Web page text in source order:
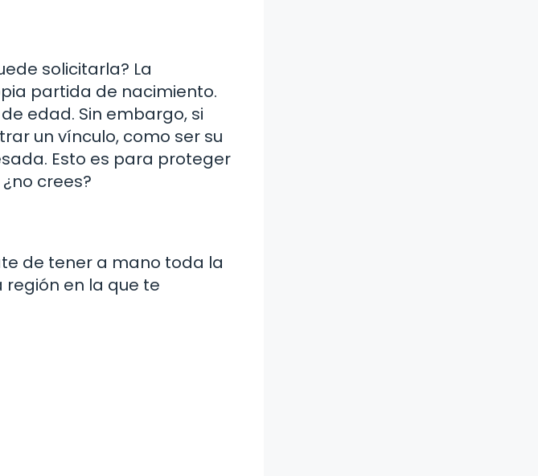
solicitarla? La
partida de nacimiento.
edad. Sin embargo, si
un vínculo, como ser su
Esto es para proteger
crees?
de tener a mano toda la
en la que te